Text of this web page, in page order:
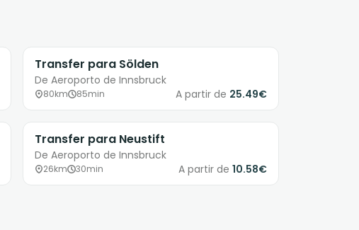
Transfer para Sölden
De Aeroporto de Innsbruck
80km 85min A partir de 25.49€
Transfer para Neustift
De Aeroporto de Innsbruck
26km 30min A partir de 10.58€